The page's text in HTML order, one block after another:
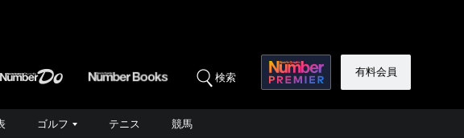
検索 有料会員
ゴルフ テニス 競馬